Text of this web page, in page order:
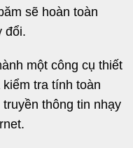
sẽ hoàn toàn
đổi.
một công cụ thiết
tra tính toàn
thông tin nhạy